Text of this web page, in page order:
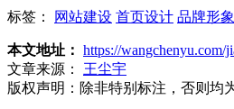
标签： 网站建设 首页设计 品牌形象
本文地址： https://wangchenyu.com/
文章来源：
王尘宇
版权声明： 除非特别标注，否则均